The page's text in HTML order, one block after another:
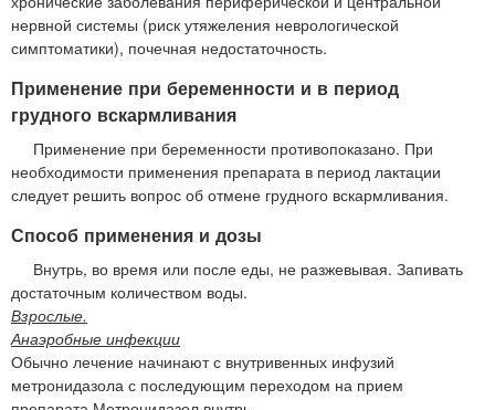
нервной системы (риск утяжеления неврологической
симптоматики), почечная недостаточность.
Применение при беременности и в период
грудного вскармливания
Применение при беременности противопоказано. При
необходимости применения препарата в период лактации
следует решить вопрос об отмене грудного вскармливания.
Способ применения и дозы
Внутрь, во время или после еды, не разжевывая. Запивать
достаточным количеством воды.
Взрослые.
Анаэробные инфекции
Обычно лечение начинают с внутривенных инфузий
метронидазола с последующим переходом на прием